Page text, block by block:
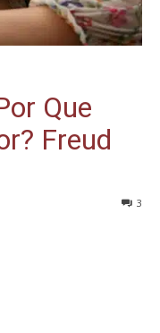
Que
Freud
3